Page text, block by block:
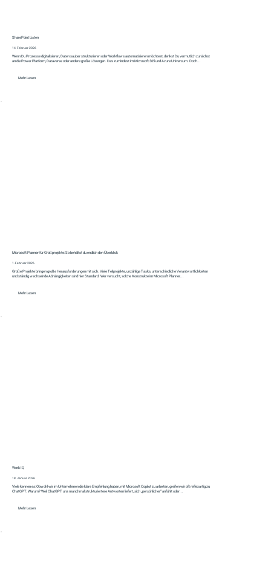
SharePoint Listen
14. Februar 2026
Wenn Du Prozesse digitalisieren, Daten sauber strukturieren oder Workflows automatisieren möchtest, denkst Du vermutlich zunächst
an die Power Platform, Dataverse oder andere große Lösungen. Das zumindest im Microsoft 365 und Azure Universum. Doch...
Mehr Lesen
Microsoft Planner für Großprojekte: So behältst du endlich den Überblick
1. Februar 2026
Große Projekte bringen große Herausforderungen mit sich. Viele Teilprojekte, unzählige Tasks, unterschiedliche Verantwortlichkeiten
und ständig wechselnde Abhängigkeiten sind hier Standard. Wer versucht, solche Konstrukte im Microsoft Planner...
Mehr Lesen
Work IQ
18. Januar 2026
Viele kennen es: Obwohl wir im Unternehmen die klare Empfehlung haben, mit Microsoft Copilot zu arbeiten, greifen wir oft reflexartig zu
ChatGPT. Warum? Weil ChatGPT uns manchmal strukturiertere Antworten liefert, sich „persönlicher“ anfühlt oder...
Mehr Lesen